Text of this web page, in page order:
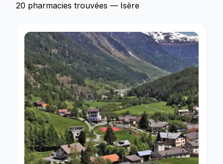
20 pharmacies trouvées — Isère